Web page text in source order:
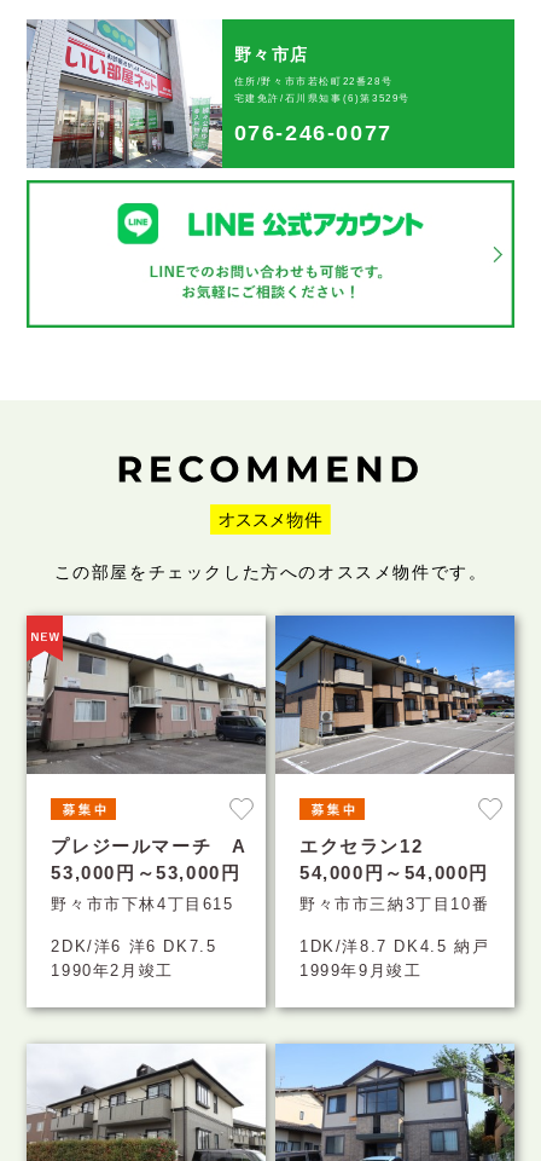
野々市店
住所/野々市市若松町22番28号
宅建免許/石川県知事(6)第3529号
076-246-0077
この部屋をチェックした方へのオススメ物件です。
プレジールマーチ A
53,000円～53,000円
野々市市下林4丁目615
2DK/洋6 洋6 DK7.5
1990年2月竣工
エクセラン12
54,000円～54,000円
野々市市三納3丁目10番
1DK/洋8.7 DK4.5 納戸
1999年9月竣工